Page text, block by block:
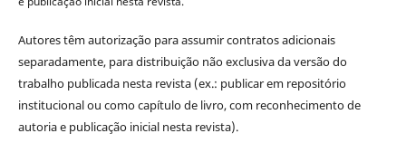
Autores têm autorização para assumir contratos adicionais
separadamente, para distribuição não exclusiva da versão do
trabalho publicada nesta revista (ex.: publicar em repositório
institucional ou como capítulo de livro, com reconhecimento de
autoria e publicação inicial nesta revista).